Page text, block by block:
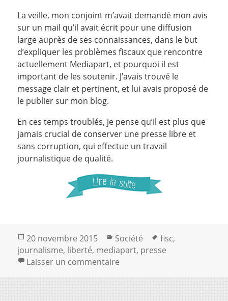
La veille, mon conjoint m’avait demandé mon avis
sur un mail qu’il avait écrit pour une diffusion
large auprès de ses connaissances, dans le but
d’expliquer les problèmes fiscaux que rencontre
actuellement Mediapart, et pourquoi il est
important de les soutenir. J’avais trouvé le
message clair et pertinent, et lui avais proposé de
le publier sur mon blog.
En ces temps troublés, je pense qu’il est plus que
jamais crucial de conserver une presse libre et
sans corruption, qui effectue un travail
journalistique de qualité.
Publié
le
20 novembre 2015 Catégories
Société
Mots-
clés
fisc,
journalisme, liberté, mediapart, presse
Laisser un commentaire